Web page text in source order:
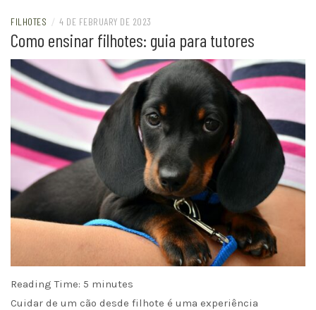
FILHOTES / 4 DE FEBRUARY DE 2023
Como ensinar filhotes: guia para tutores
Reading Time: 5 minutes
Cuidar de um cão desde filhote é uma experiência